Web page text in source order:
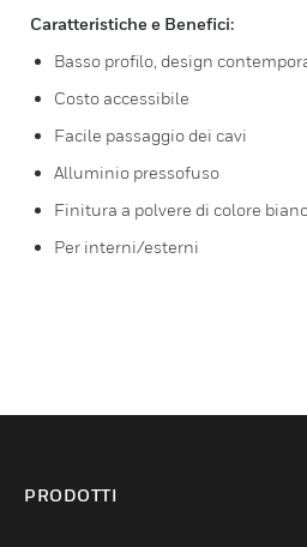
Caratteristiche e Benefici:
Basso profilo, design
Costo accessibile
Facile passaggio dei cavi
Alluminio pressofuso
Finitura a polvere di colore
Per interni/esterni
PRODOTTI